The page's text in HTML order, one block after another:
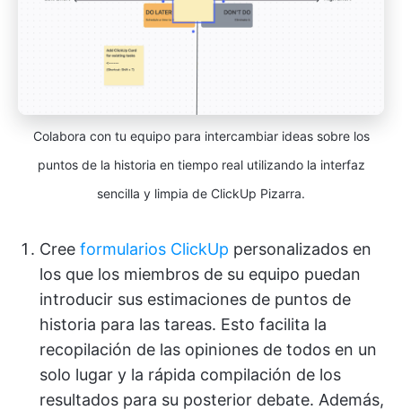
Colabora con tu equipo para intercambiar ideas sobre los
puntos de la historia en tiempo real utilizando la interfaz
sencilla y limpia de ClickUp Pizarra.
Cree formularios ClickUp personalizados en
los que los miembros de su equipo puedan
introducir sus estimaciones de puntos de
historia para las tareas. Esto facilita la
recopilación de las opiniones de todos en un
solo lugar y la rápida compilación de los
resultados para su posterior debate. Además,